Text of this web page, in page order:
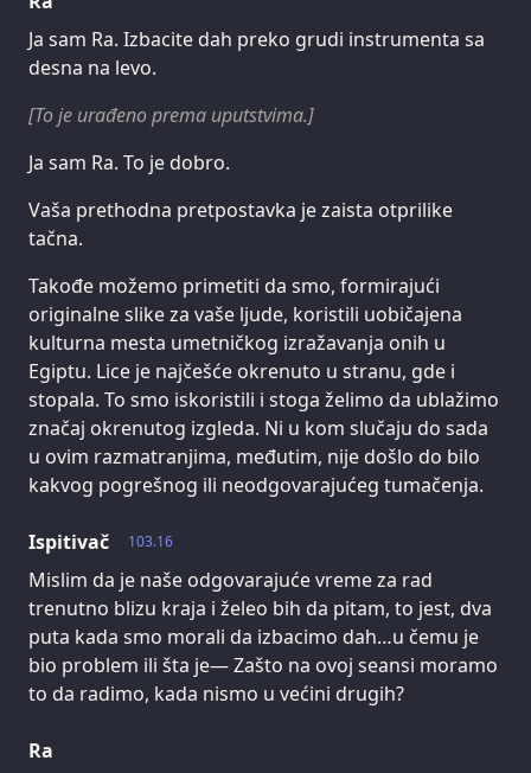
Ja sam Ra. Izbacite dah preko grudi instrumenta sa
desna na levo.
[To je urađeno prema uputstvima.]
Ja sam Ra. To je dobro.
Vaša prethodna pretpostavka je zaista otprilike
tačna.
Takođe možemo primetiti da smo, formirajući
originalne slike za vaše ljude, koristili uobičajena
kulturna mesta umetničkog izražavanja onih u
Egiptu. Lice je najčešće okrenuto u stranu, gde i
stopala. To smo iskoristili i stoga želimo da ublažimo
značaj okrenutog izgleda. Ni u kom slučaju do sada
u ovim razmatranjima, međutim, nije došlo do bilo
kakvog pogrešnog ili neodgovarajućeg tumačenja.
103.16
Ispitivač
Mislim da je naše odgovarajuće vreme za rad
trenutno blizu kraja i želeo bih da pitam, to jest, dva
puta kada smo morali da izbacimo dah…u čemu je
bio problem ili šta je— Zašto na ovoj seansi moramo
to da radimo, kada nismo u većini drugih?
Ra